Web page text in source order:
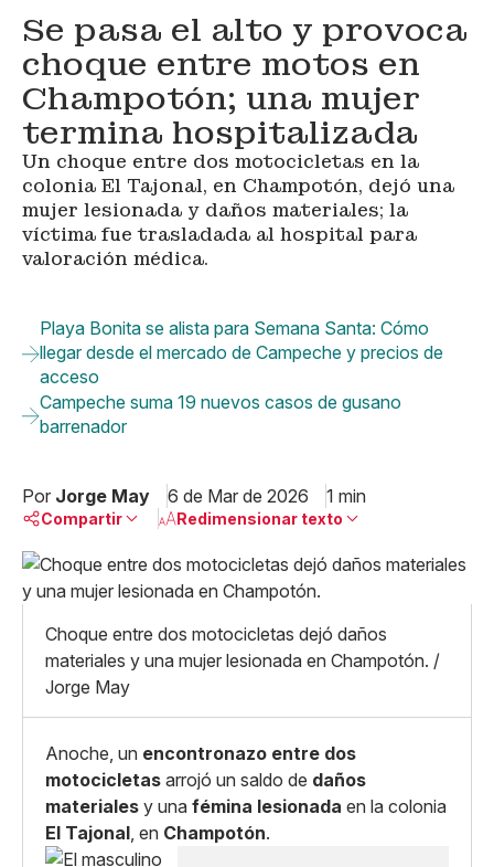
Se pasa el alto y provoca
choque entre motos en
Champotón; una mujer
termina hospitalizada
Un choque entre dos motocicletas en la
colonia El Tajonal, en Champotón, dejó una
mujer lesionada y daños materiales; la
víctima fue trasladada al hospital para
valoración médica.
Playa Bonita se alista para Semana Santa: Cómo
llegar desde el mercado de Campeche y precios de
acceso
Campeche suma 19 nuevos casos de gusano
barrenador
Por Jorge May 6 de Mar de 2026 1 min
Compartir
Linkedin
Facebook
X
Whatsapp
Copiar enlace
Redimensionar texto
Pequeño
Mediano
Grande
Choque entre dos motocicletas dejó daños
materiales y una mujer lesionada en Champotón. /
Jorge May
Anoche, un encontronazo entre dos
motocicletas arrojó un saldo de daños
materiales y una fémina lesionada en la colonia
El Tajonal, en Champotón.